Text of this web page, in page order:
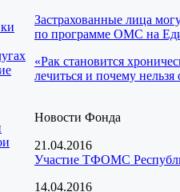
Застрахованные лица
по программе ОМС на
«Рак становится
лечиться и почему нельзя
Новости Фонда
21.04.2016
Участие ТФОМС
14.04.2016